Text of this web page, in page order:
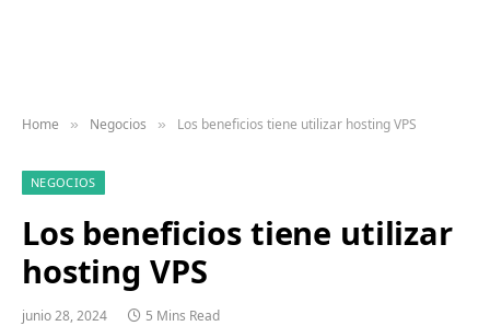
Home » Negocios » Los beneficios tiene utilizar hosting VPS
NEGOCIOS
Los beneficios tiene utilizar
hosting VPS
junio 28, 2024 5 Mins Read